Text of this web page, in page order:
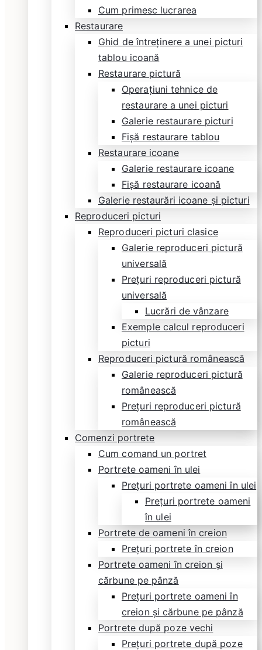
Cum primesc lucrarea
Restaurare
Ghid de întreținere a unei picturi
tablou icoană
Restaurare pictură
Operațiuni tehnice de
restaurare a unei picturi
Galerie restaurare picturi
Fișă restaurare tablou
Restaurare icoane
Galerie restaurare icoane
Fișă restaurare icoană
Galerie restaurări icoane și picturi
Reproduceri picturi
Reproduceri picturi clasice
Galerie reproduceri pictură
universală
Prețuri reproduceri pictură
universală
Lucrări de vânzare
Exemple calcul reproduceri
picturi
Reproduceri pictură românească
Galerie reproduceri pictură
românească
Prețuri reproduceri pictură
românească
Comenzi portrete
Cum comand un portret
Portrete oameni în ulei
Prețuri portrete oameni în ulei
Prețuri portrete oameni
în ulei
Portrete de oameni în creion
Prețuri portrete în creion
Portrete oameni în creion și
cărbune pe pânză
Prețuri portrete oameni în
creion și cărbune pe pânză
Portrete după poze vechi
Prețuri portrete după poze